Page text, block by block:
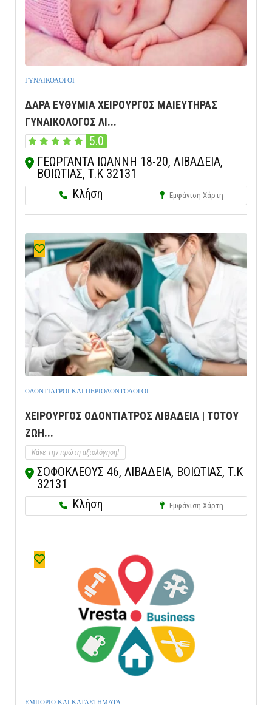
ΓΥΝΑΙΚΟΛΟΓΟΙ
ΔΑΡΑ ΕΥΘΥΜΙΑ ΧΕΙΡΟΥΡΓΟΣ ΜΑΙΕΥΤΗΡΑΣ
ΓΥΝΑΙΚΟΛΟΓΟΣ ΛΙ...
5.0
ΓΕΩΡΓΑΝΤΑ ΙΩΑΝΝΗ 18-20, ΛΙΒΑΔΕΙΑ,
ΒΟΙΩΤΙΑΣ, Τ.Κ 32131
Κλήση
Εμφάνιση Χάρτη
ΟΔΟΝΤΙΑΤΡΟΙ ΚΑΙ ΠΕΡΙΟΔΟΝΤΟΛΟΓΟΙ
ΧΕΙΡΟΥΡΓΟΣ ΟΔΟΝΤΙΑΤΡΟΣ ΛΙΒΑΔΕΙΑ | ΤΟΤΟΥ
ΖΩΗ...
Κάνε την πρώτη αξιολόγηση!
ΣΟΦΟΚΛΕΟΥΣ 46, ΛΙΒΑΔΕΙΑ, ΒΟΙΩΤΙΑΣ, Τ.Κ
32131
Κλήση
Εμφάνιση Χάρτη
ΕΜΠΟΡΙΟ ΚΑΙ ΚΑΤΑΣΤΗΜΑΤΑ